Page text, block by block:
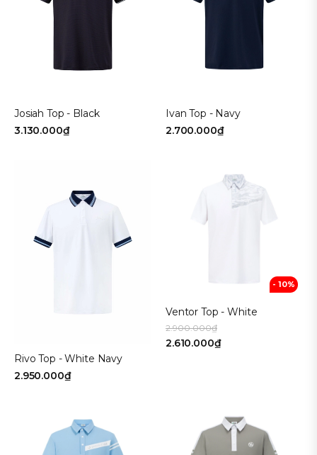
Josiah Top - Black
3.130.000₫
Ivan Top - Navy
2.700.000₫
Rivo Top - White Navy
2.950.000₫
- 10%
Ventor Top - White
2.900.000₫
2.610.000₫